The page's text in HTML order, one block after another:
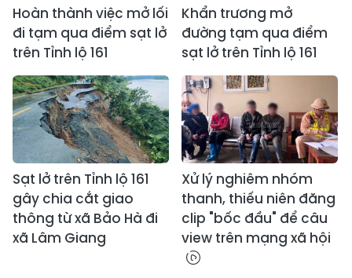
Hoàn thành việc mở lối
đi tạm qua điểm sạt lở
trên Tỉnh lộ 161
Khẩn trương mở
đường tạm qua điểm
sạt lở trên Tỉnh lộ 161
Sạt lở trên Tỉnh lộ 161
gây chia cắt giao
thông từ xã Bảo Hà đi
xã Lâm Giang
Xử lý nghiêm nhóm
thanh, thiếu niên đăng
clip "bốc đầu" để câu
view trên mạng xã hội